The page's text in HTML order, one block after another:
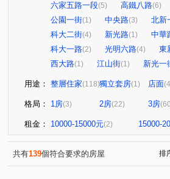
六家五路一段(5) 高鐵八路(6)
公園一街(1) 中央路(3) 北新
科大二街(4) 新光路(1) 中華
科大一路(2) 光明六路(4) 東
西大路(1) 江山街(1) 新光一
用途： 整層住家(118)獨立套房(1) 店面
格局： 1房(3) 2房(22) 3房
租金： 10000-15000元(2) 15000-
共有139個符合要求的房屋 排